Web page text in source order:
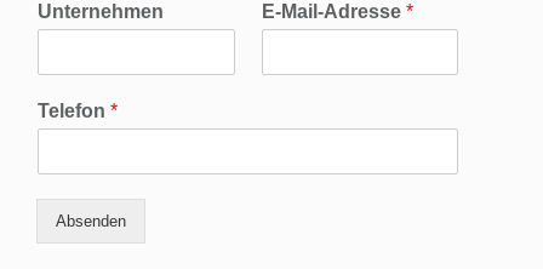
Unternehmen E-Mail-Adresse *
Telefon *
Absenden